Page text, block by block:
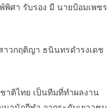
ศา รับรอง มี นายป้อมเพชร
วกฤติญา ธนินทรดำรงเดช
าติไทย เป็นทีมที่ทำผลงาน